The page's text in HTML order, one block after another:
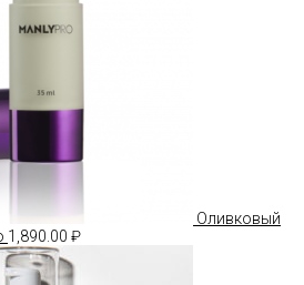
Оливковый
1,890.00 ₽